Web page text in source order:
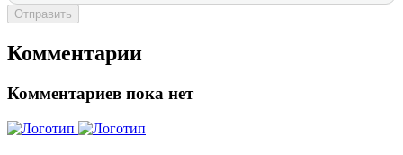
Отправить
Комментарии
Комментариев пока нет